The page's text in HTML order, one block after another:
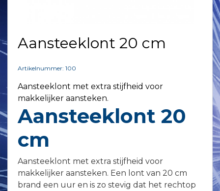
Aansteeklont 20 cm
Artikelnummer: 100
Aansteeklont met extra stijfheid voor
makkelijker aansteken.
Aansteeklont 20
cm
Aansteeklont met extra stijfheid voor
makkelijker aansteken. Een lont van 20 cm
brand een uur en is zo stevig dat het rechtop